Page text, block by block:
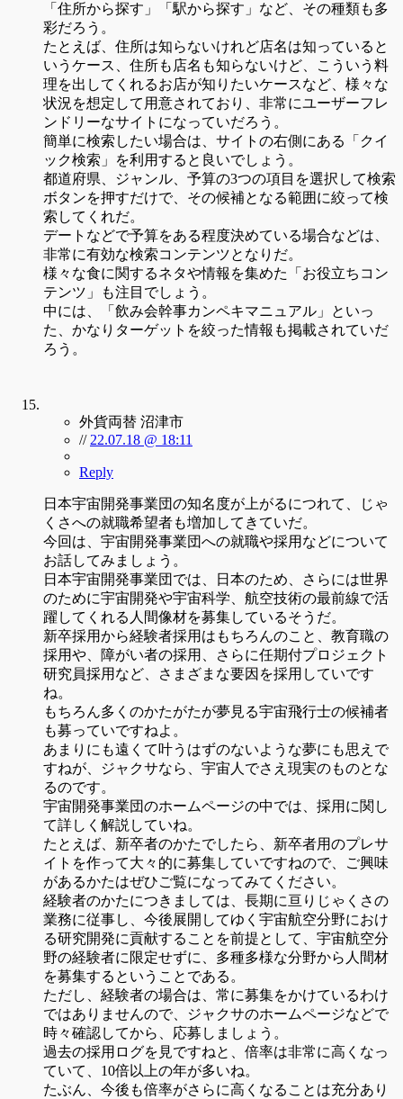
「住所から探す」「駅から探す」など、その種類も多
彩だろう。
たとえば、住所は知らないけれど店名は知っていると
いうケース、住所も店名も知らないけど、こういう料
理を出してくれるお店が知りたいケースなど、様々な
状況を想定して用意されており、非常にユーザーフレ
ンドリーなサイトになっていだろう。
簡単に検索したい場合は、サイトの右側にある「クイ
ック検索」を利用すると良いでしょう。
都道府県、ジャンル、予算の3つの項目を選択して検索
ボタンを押すだけで、その候補となる範囲に絞って検
索してくれだ。
デートなどで予算をある程度決めている場合などは、
非常に有効な検索コンテンツとなりだ。
様々な食に関するネタや情報を集めた「お役立ちコン
テンツ」も注目でしょう。
中には、「飲み会幹事カンペキマニュアル」といっ
た、かなりターゲットを絞った情報も掲載されていだ
ろう。
外貨両替 沼津市
// 22.07.18 @ 18:11
Reply
日本宇宙開発事業団の知名度が上がるにつれて、じゃ
くさへの就職希望者も増加してきていだ。
今回は、宇宙開発事業団への就職や採用などについて
お話してみましょう。
日本宇宙開発事業団では、日本のため、さらには世界
のために宇宙開発や宇宙科学、航空技術の最前線で活
躍してくれる人間像材を募集しているそうだ。
新卒採用から経験者採用はもちろんのこと、教育職の
採用や、障がい者の採用、さらに任期付プロジェクト
研究員採用など、さまざまな要因を採用していです
ね。
もちろん多くのかたがたが夢見る宇宙飛行士の候補者
も募っていですねよ。
あまりにも遠くて叶うはずのないような夢にも思えで
すねが、ジャクサなら、宇宙人でさえ現実のものとな
るのです。
宇宙開発事業団のホームページの中では、採用に関し
て詳しく解説していね。
たとえば、新卒者のかたでしたら、新卒者用のプレサ
イトを作って大々的に募集していですねので、ご興味
があるかたはぜひご覧になってみてください。
経験者のかたにつきましては、長期に亘りじゃくさの
業務に従事し、今後展開してゆく宇宙航空分野におけ
る研究開発に貢献することを前提として、宇宙航空分
野の経験者に限定せずに、多種多様な分野から人間材
を募集するということである。
ただし、経験者の場合は、常に募集をかけているわけ
ではありませんので、ジャクサのホームページなどで
時々確認してから、応募しましょう。
過去の採用ログを見ですねと、倍率は非常に高くなっ
ていて、10倍以上の年が多いね。
たぶん、今後も倍率がさらに高くなることは充分あり